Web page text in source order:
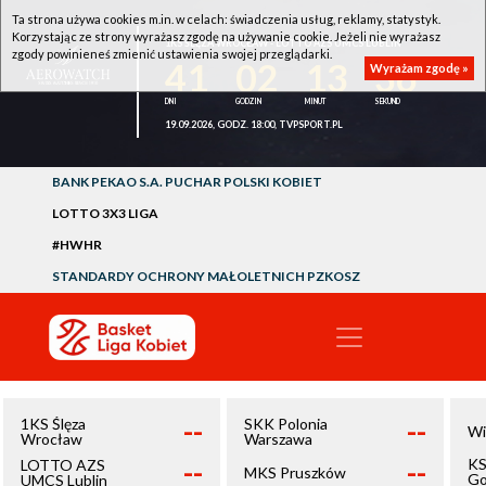
1KS ŚLĘZA WROCŁAW - LOTTO AZS UMCS LUBLIN
36
19.09.2026, GODZ. 18:00, TVPSPORT.PL
BANK PEKAO S.A. PUCHAR POLSKI KOBIET
LOTTO 3X3 LIGA
#HWHR
STANDARDY OCHRONY MAŁOLETNICH PZKOSZ
1KS Ślęza
Wrocław
--
LOTTO AZS
UMCS Lublin
--
SKK Polonia
Warszawa
--
MKS Pruszków --
Ta strona używa cookies m.in. w celach: świadczenia usług, reklamy, statystyk.
Korzystając ze strony wyrażasz zgodę na używanie cookie. Jeżeli nie wyrażasz
zgody powinieneś zmienić ustawienia swojej przeglądarki.
Wyrażam zgodę »